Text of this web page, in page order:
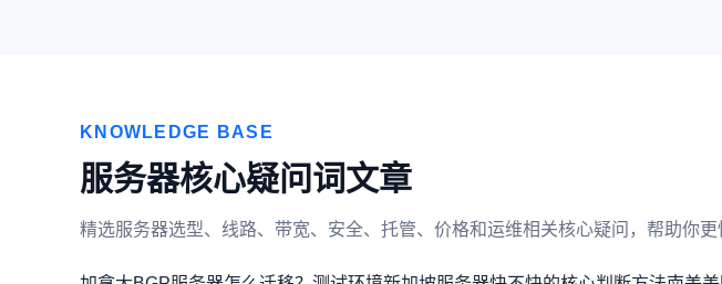
KNOWLEDGE BASE
服务器核心疑问词文章
精选服务器选型、线路、带宽、安全、托管、价格和运维相关核心疑问，帮助你更